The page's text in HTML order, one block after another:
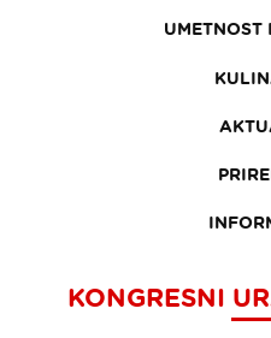
UMETNOST
KONGRESNI